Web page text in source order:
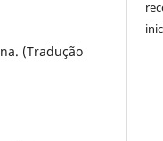
(Tradução